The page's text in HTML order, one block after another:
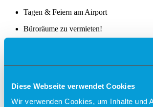
Diese Webseite verwendet Cookies
Wir verwenden Cookies, um Inhalte und
Tagen & Feiern am Airport
Büroräume zu vermieten!